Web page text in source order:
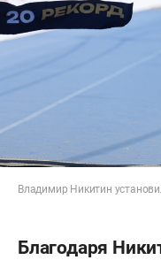
Владимир Никитин
Благодаря